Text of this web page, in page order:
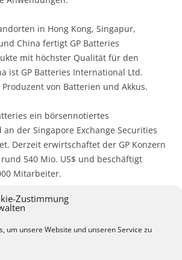
Zustimmung
um unsere Website und unseren Service zu
in Hong Kong, Singapur,
China fertigt GP Batteries
mit höchster Qualität für den
ist GP Batteries International Ltd.
von Batterien und Akkus.
ein börsennotiertes
der Singapore Exchange Securities
Derzeit erwirtschaftet der GP Konzern
540 Mio. US$ und beschäftigt
Mitarbeiter.